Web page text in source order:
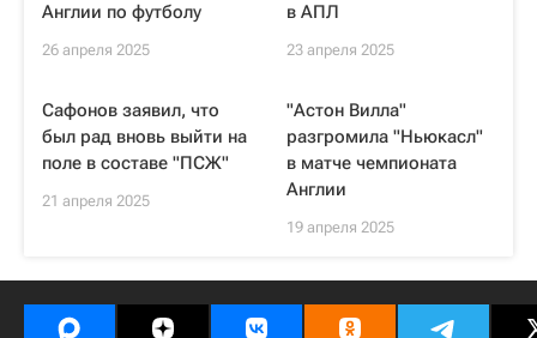
Англии по футболу
26 апреля 2025
в АПЛ
23 апреля 2025
Сафонов заявил, что
был рад вновь выйти на
поле в составе "ПСЖ"
21 апреля 2025
"Астон Вилла"
разгромила "Ньюкасл"
в матче чемпионата
Англии
19 апреля 2025